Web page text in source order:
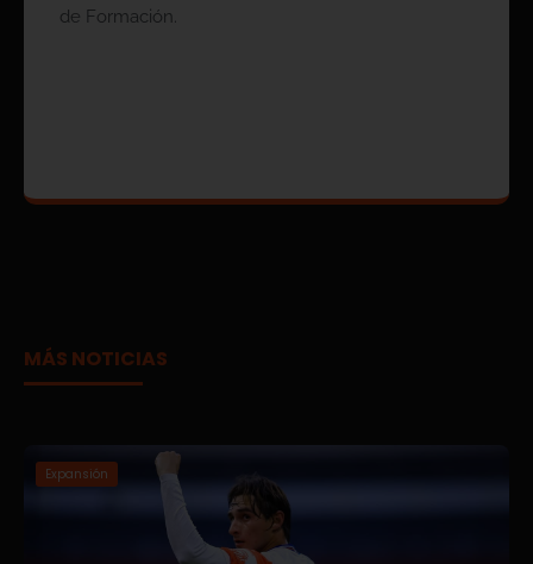
de Formación.
MÁS NOTICIAS
Expansión